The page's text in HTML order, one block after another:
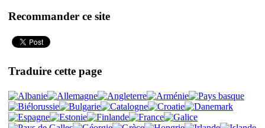
Recommander ce site
Traduire cette page